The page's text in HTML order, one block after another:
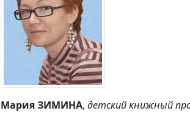
Мария ЗИМИНА, детский книжный